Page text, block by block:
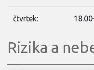
čtvrtek:
Rizika a